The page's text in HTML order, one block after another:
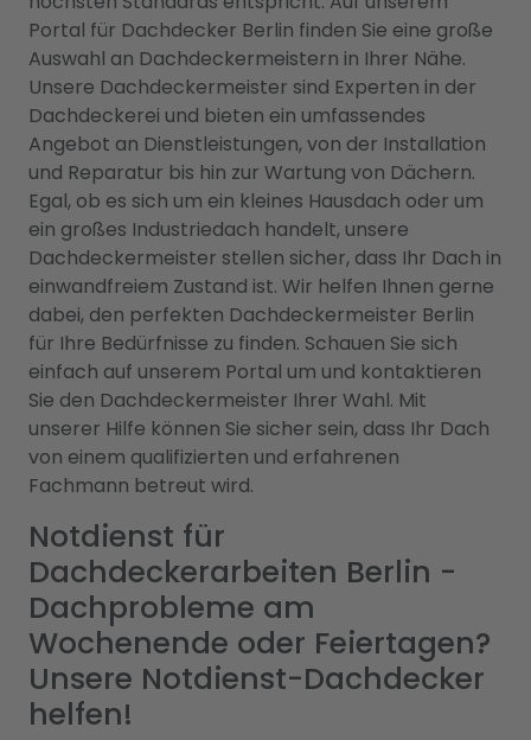
Portal für Dachdecker Berlin finden Sie eine große
Auswahl an Dachdeckermeistern in Ihrer Nähe.
Unsere Dachdeckermeister sind Experten in der
Dachdeckerei und bieten ein umfassendes
Angebot an Dienstleistungen, von der Installation
und Reparatur bis hin zur Wartung von Dächern.
Egal, ob es sich um ein kleines Hausdach oder um
ein großes Industriedach handelt, unsere
Dachdeckermeister stellen sicher, dass Ihr Dach in
einwandfreiem Zustand ist. Wir helfen Ihnen gerne
dabei, den perfekten Dachdeckermeister Berlin
für Ihre Bedürfnisse zu finden. Schauen Sie sich
einfach auf unserem Portal um und kontaktieren
Sie den Dachdeckermeister Ihrer Wahl. Mit
unserer Hilfe können Sie sicher sein, dass Ihr Dach
von einem qualifizierten und erfahrenen
Fachmann betreut wird.
Notdienst für
Dachdeckerarbeiten Berlin -
Dachprobleme am
Wochenende oder Feiertagen?
Unsere Notdienst-Dachdecker
helfen!